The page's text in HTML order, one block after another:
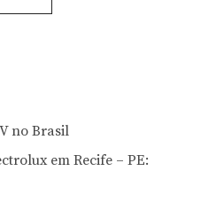
no Brasil
em Recife – PE: